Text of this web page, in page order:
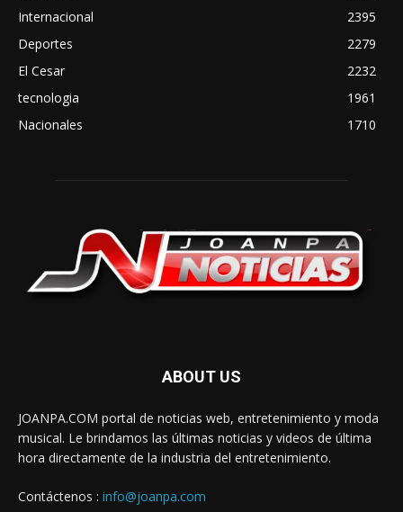
Internacional
2395
Deportes
2279
El Cesar
2232
tecnologia
1961
Nacionales
1710
ABOUT US
JOANPA.COM portal de noticias web, entretenimiento y moda
musical. Le brindamos las últimas noticias y videos de última
hora directamente de la industria del entretenimiento.
Contáctenos : info@joanpa.com